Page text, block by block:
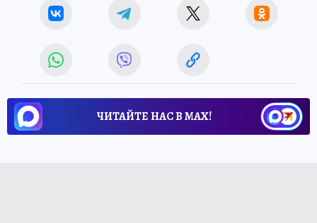
ЧИТАЙТЕ НАС В МАХ!